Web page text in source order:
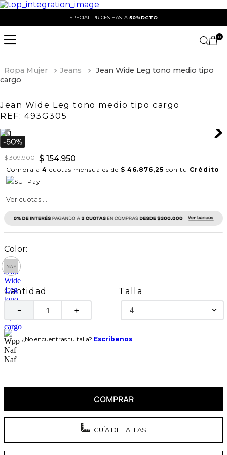
SPECIAL PRICES HASTA 50%DCTO
0
Ropa Mujer Jeans
Jean Wide Leg tono medio tipo
cargo
Jean Wide Leg tono medio tipo cargo
REF: 493G305
$ 309.900 $ 154.950
Compra a 4 cuotas mensuales de $ 46.876,25 con tu Crédito
Ver cuotas ...
Cantidad
＋
－
Talla
4
¿No encuentras tu talla? Escribenos
COMPRAR
GUÍA DE TALLAS